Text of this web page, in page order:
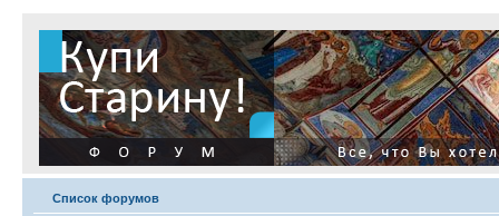
Список форумов